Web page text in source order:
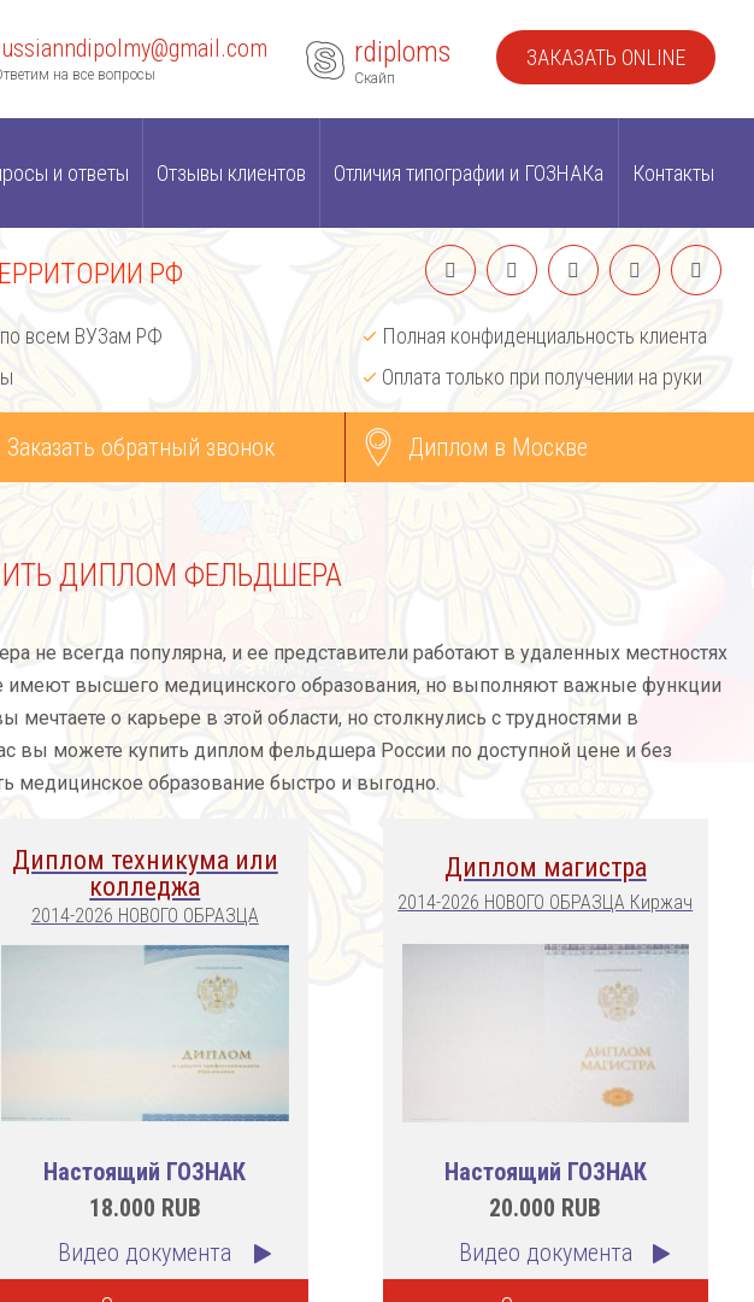
на все вопросы
rdiploms
Скайп
ЗАКАЗАТЬ ONLINE
и ответы Отзывы клиентов Отличия типографии и ГОЗНАКа Контакты
РФ
по всем ВУЗам РФ
Полная конфиденциальность клиента
Оплата только при получении на руки
Заказать обратный звонок Диплом в Москве
ДИПЛОМ ФЕЛЬДШЕРА
не всегда популярна, и ее представители работают в удаленных местностях
имеют высшего медицинского образования, но выполняют важные функции
о карьере в этой области, но столкнулись с трудностями в
вы можете купить диплом фельдшера России по доступной цене и без
медицинское образование быстро и выгодно.
Диплом техникума или
колледжа
2014-2026 НОВОГО ОБРАЗЦА
Настоящий ГОЗНАК
18.000 RUB
Видео документа
Диплом магистра
2014-2026 НОВОГО ОБРАЗЦА Киржач
Настоящий ГОЗНАК
20.000 RUB
Видео документа